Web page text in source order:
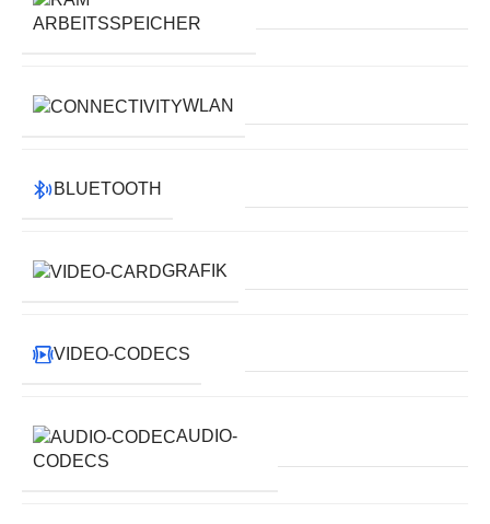
ARBEITSSPEICHER
WLAN
BLUETOOTH
GRAFIK
VIDEO-CODECS
AUDIO-
CODECS